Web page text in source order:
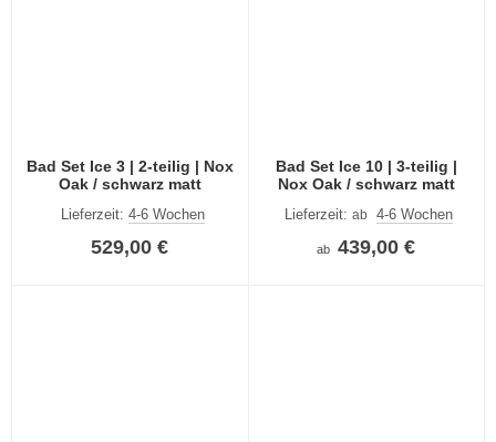
Bad Set Ice 3 | 2-teilig | Nox
Oak / schwarz matt
Lieferzeit: 4-6 Wochen
529,00 €
Bad Set Ice 10 | 3-teilig |
Nox Oak / schwarz matt
Lieferzeit:ab 4-6 Wochen
ab 439,00 €